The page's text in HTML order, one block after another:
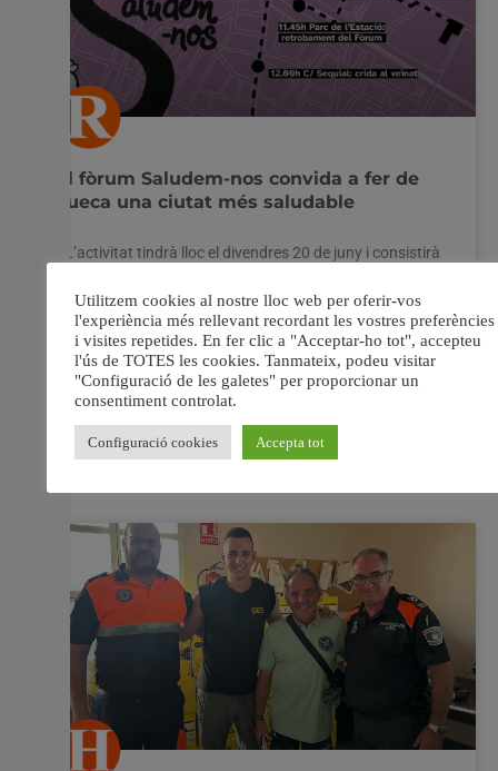
El fòrum Saludem-nos convida a fer de
Sueca una ciutat més saludable
• L’activitat tindrà lloc el divendres 20 de juny i consistirà
públics municipals. • Les plaques han sigut elaborades
pels usuaris i usuàries del Centre Ocupacional Municipal,
amb dissenys inclusius i artístics. El fòrum
d’associacions locals Saludem-nos, amb la col·laboració
17 juny, 2025 No hi ha comentaris